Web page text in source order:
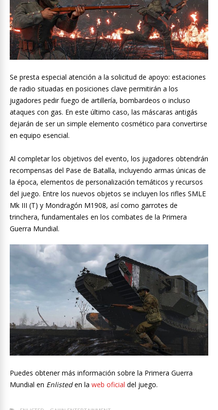
Se presta especial atención a la solicitud de apoyo: estaciones
de radio situadas en posiciones clave permitirán a los
jugadores pedir fuego de artillería, bombardeos o incluso
ataques con gas. En este último caso, las máscaras antigás
dejarán de ser un simple elemento cosmético para convertirse
en equipo esencial.
Al completar los objetivos del evento, los jugadores obtendrán
recompensas del Pase de Batalla, incluyendo armas únicas de
la época, elementos de personalización temáticos y recursos
del juego. Entre los nuevos objetos se incluyen los rifles SMLE
Mk III (T) y Mondragón M1908, así como garrotes de
trinchera, fundamentales en los combates de la Primera
Guerra Mundial.
Puedes obtener más información sobre la Primera Guerra
Mundial en Enlisteden la web oficial del juego.